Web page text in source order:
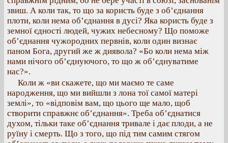
звиш. А коли так, то що за користь буде з об’єднання
плоти, коли нема об’єднання в дусі? Яка користь буде з
земної єдності людей, чужих небесному? Що поможе
об’єднання чужородних первнів, коли один визнає
паном Бога, другий же ж диявола? «Бо коли нема між
нами нічого об’єднуючого, то що ж об’єднуватиме
нас?».
Коли ж «ви скажете, що ми маємо те саме
народження, що ми вийшли з лона тої самої матері
землі», то «відповім вам, що цього ще мало, щоб
створити справжнє об’єднання». Треба об’єднатися
духом, тільки таке об’єднання тривале і дає плоди, а не
руїну і смерть. Що з того, що під тим самим стягом